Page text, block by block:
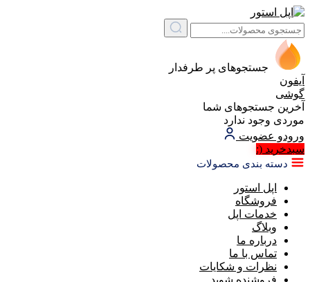
جستجوهای پر طرفدار
آیفون
گوشی
آخرین جستجوهای شما
موردی وجود ندارد
ورودو عضویت
سبد‌خرید (:
دسته بندی محصولات
اپل استور
فروشگاه
خدمات اپل
وبلاگ
درباره ما
تماس با ما
نظرات و شکایات
فروشنده شوید